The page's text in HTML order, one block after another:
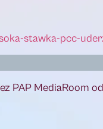
stawka-pcc-
PAP MediaRoom